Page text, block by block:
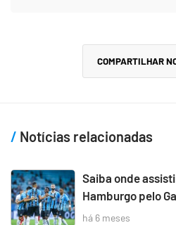
COMPARTILHAR
Notícias relacionadas
Saiba onde
Hamburgo pelo
há 6 meses